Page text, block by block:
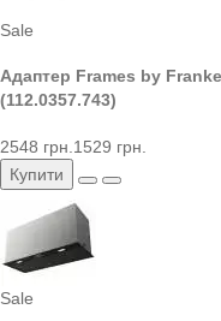
Sale
Адаптер Frames by
(112.0357.743)
2548 грн. 1529 грн.
Купити
Sale